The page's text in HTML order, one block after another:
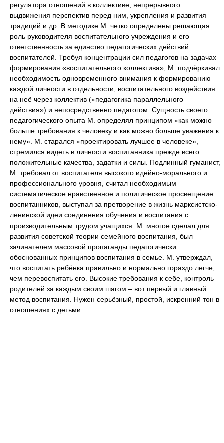
регулятора отношений в коллективе, непрерывного
выдвижения перспектив перед ним, укрепления и развития
традиций и др. В методике М. четко определены решающая
роль руководителя воспитательного учреждения и его
ответственность за единство педагогических действий
воспитателей. Требуя концентрации сил педагогов на задачах
формирования «воспитательного коллектива», М. подчёркивал
необходимость одновременного внимания к формированию
каждой личности в отдельности, воспитательного воздействия
на неё через коллектив («педагогика параллельного
действия») и непосредственно педагогом. Сущность своего
педагогического опыта М. определял принципом «как можно
больше требования к человеку и как можно больше уважения к
нему». М. старался «проектировать лучшее в человеке»,
стремился видеть в личности воспитанника прежде всего
положительные качества, задатки и силы. Подлинный гуманист,
М. требовал от воспитателя высокого идейно-морального и
профессионального уровня, считал необходимым
систематическое нравственное и политическое просвещение
воспитанников, выступал за претворение в жизнь марксистско-
ленинской идеи соединения обучения и воспитания с
производительным трудом учащихся. М. многое сделал для
развития советской теории семейного воспитания, был
зачинателем массовой пропаганды педагогически
обоснованных принципов воспитания в семье. М. утверждал,
что воспитать ребёнка правильно и нормально гораздо легче,
чем перевоспитать его. Высокие требования к себе, контроль
родителей за каждым своим шагом ‒ вот первый и главный
метод воспитания. Нужен серьёзный, простой, искренний тон в
отношениях с детьми.